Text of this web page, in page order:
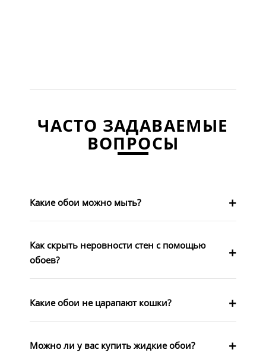
ЧАСТО ЗАДАВАЕМЫЕ
ВОПРОСЫ
Какие обои можно мыть?
Как скрыть неровности стен с помощью
обоев?
Какие обои не царапают кошки?
Можно ли у вас купить жидкие обои?